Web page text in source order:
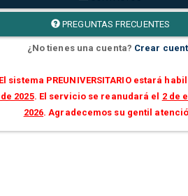
PREGUNTAS FRECUENTES
¿No tienes una cuenta? Crear
sistema PREUNIVERSITARIO estará
2025. El servicio se reanudará el 2 de
2026. Agradecemos su gentil